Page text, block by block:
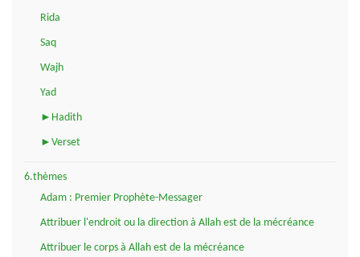
Rida
Saq
Wajh
Yad
►Hadith
►Verset
6.thèmes
Adam : Premier Prophète-Messager
Attribuer l'endroit ou la direction à Allah est de la mécréance
Attribuer le corps à Allah est de la mécréance